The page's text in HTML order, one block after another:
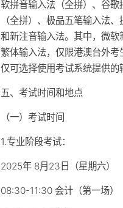
软拼音输入法（全拼）、谷
（全拼）、极品五笔输入法
和新注音输入法。其中，微
繁体输入法，仅限港澳台外
仅可选择使用考试系统提供的
五、考试时间和地点
（一）考试时间
1.专业阶段考试：
2025年 8月23日（星期六）
08:30-11:30 会计（第一场）